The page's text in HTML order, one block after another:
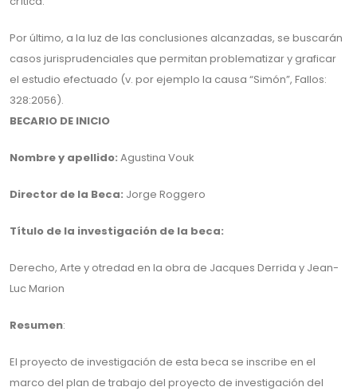
Por último, a la luz de las conclusiones alcanzadas, se buscarán
casos jurisprudenciales que permitan problematizar y graficar
el estudio efectuado (v. por ejemplo la causa “Simón”, Fallos:
328:2056).
BECARIO DE INICIO
Nombre y apellido: Agustina Vouk
Director de la Beca: Jorge Roggero
Título de la investigación de la beca:
Derecho, Arte y otredad en la obra de Jacques Derrida y Jean-
Luc Marion
Resumen:
El proyecto de investigación de esta beca se inscribe en el
marco del plan de trabajo del proyecto de investigación del